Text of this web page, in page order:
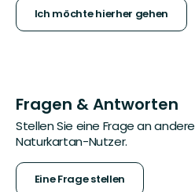
Ich möchte hierher gehen
Fragen & Antworten
Stellen Sie eine Frage an andere
Naturkartan-Nutzer.
Eine Frage stellen